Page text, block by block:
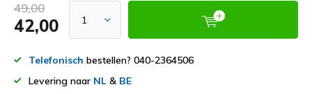
49,00
42,00
Telefonisch bestellen? 040-2364506
Levering naar NL & BE